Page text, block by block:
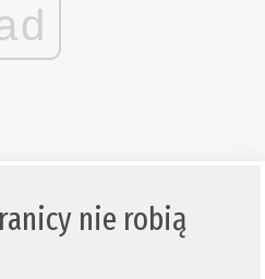
nie robią